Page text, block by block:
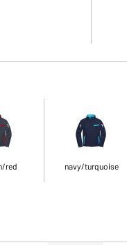
red navy/turquoise